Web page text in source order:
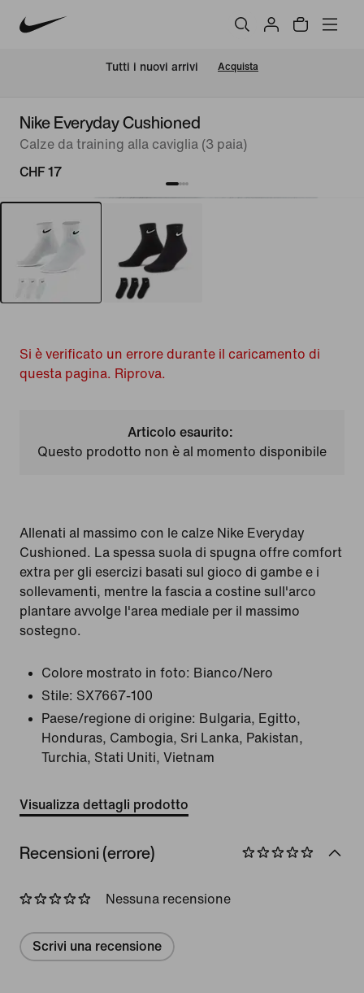
Tutti i nuovi arrivi Acquista
Nike Everyday Cushioned
Calze da training alla caviglia (3 paia)
CHF 17
Si è verificato un errore durante il caricamento di
questa pagina. Riprova.
Articolo esaurito:
Questo prodotto non è al momento disponibile
Allenati al massimo con le calze Nike Everyday
Cushioned. La spessa suola di spugna offre comfort
extra per gli esercizi basati sul gioco di gambe e i
sollevamenti, mentre la fascia a costine sull'arco
plantare avvolge l'area mediale per il massimo
sostegno.
Colore mostrato in foto: Bianco/Nero
Stile: SX7667-100
Paese/regione di origine: Bulgaria, Egitto,
Honduras, Cambogia, Sri Lanka, Pakistan,
Turchia, Stati Uniti, Vietnam
Visualizza dettagli prodotto
Recensioni (errore)
Nessuna recensione
Scrivi una recensione